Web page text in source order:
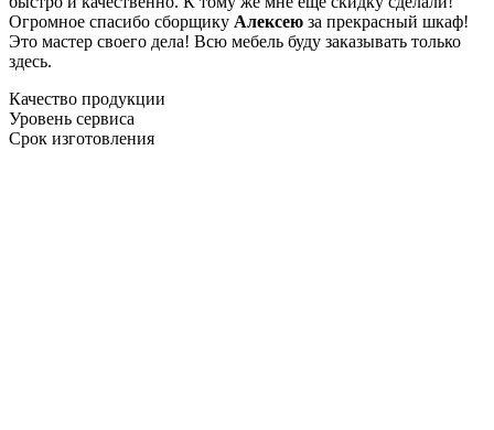
Огромное спасибо сборщику Алексею за прекрасный шкаф!
Это мастер своего дела! Всю мебель буду заказывать только
здесь.
Качество продукции
Уровень сервиса
Срок изготовления